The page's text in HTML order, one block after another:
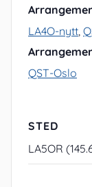
LA4O-nytt
QST-Oslo
STED
LA5OR